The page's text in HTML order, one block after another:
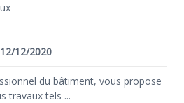
12/12/2020
du bâtiment, vous propose
travaux tels ...